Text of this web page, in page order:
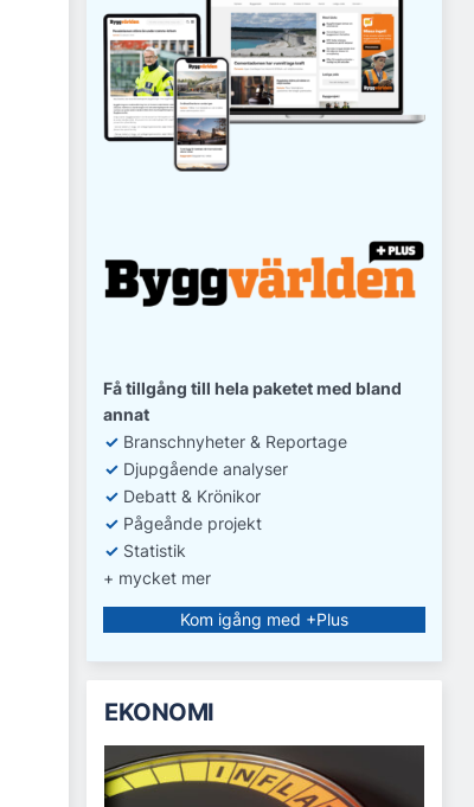
Få tillgång till hela paketet med bland
annat
✓ Branschnyheter & Reportage
✓ Djupgående analyser
✓ Debatt & Krönikor
✓ Pågeånde projekt
✓ Statistik
+ mycket mer
Kom igång med +Plus
EKONOMI